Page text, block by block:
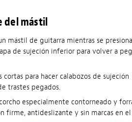
del mástil
mástil de guitarra mientras se
de sujeción inferior para volver a
para hacer calabozos de sujeción
trastes pegados.
especialmente contorneado y
firme, antideslizante y sin marcas en